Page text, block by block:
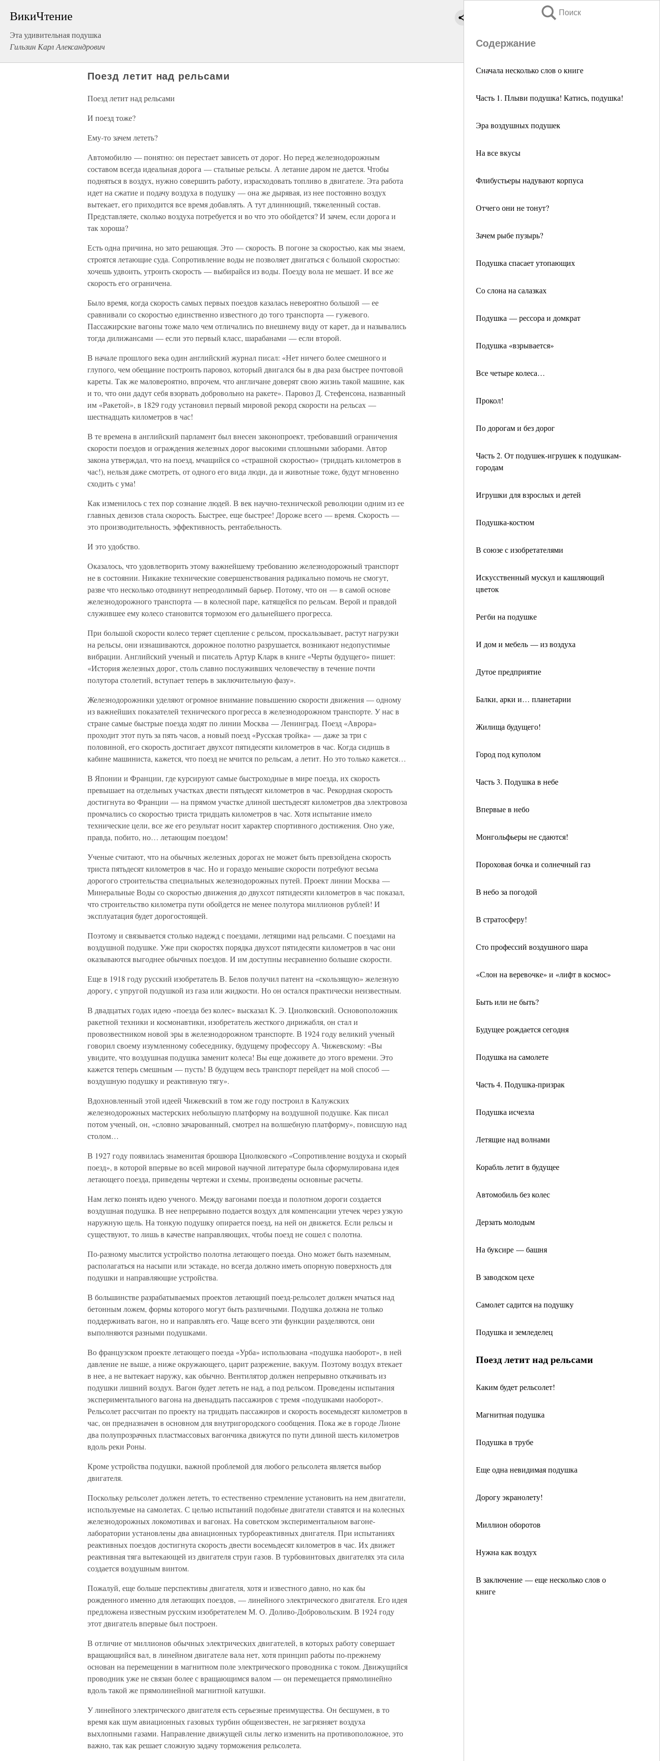
ВикиЧтение
Эта удивительная подушка
Гильзин Карл Александрович
Поиск
Содержание
Сначала несколько слов о книге
Часть 1. Плыви подушка! Катись, подушка!
Эра воздушных подушек
На все вкусы
Флибустьеры надувают корпуса
Отчего они не тонут?
Зачем рыбе пузырь?
Подушка спасает утопающих
Со слона на салазках
Подушка — рессора и домкрат
Подушка «взрывается»
Все четыре колеса…
Прокол!
По дорогам и без дорог
Часть 2. От подушек-игрушек к подушкам-
городам
Игрушки для взрослых и детей
Подушка-костюм
В союзе с изобретателями
Искусственный мускул и кашляющий
цветок
Регби на подушке
И дом и мебель — из воздуха
Дутое предприятие
Балки, арки и… планетарии
Жилища будущего!
Город под куполом
Часть 3. Подушка в небе
Впервые в небо
Монгольфьеры не сдаются!
Пороховая бочка и солнечный газ
В небо за погодой
В стратосферу!
Сто профессий воздушного шара
«Слон на веревочке» и «лифт в космос»
Быть или не быть?
Будущее рождается сегодня
Подушка на самолете
Часть 4. Подушка-призрак
Подушка исчезла
Летящие над волнами
Корабль летит в будущее
Автомобиль без колес
Дерзать молодым
На буксире — башня
В заводском цехе
Самолет садится на подушку
Подушка и земледелец
Поезд летит над рельсами
Каким будет рельсолет!
Магнитная подушка
Подушка в трубе
Еще одна невидимая подушка
Дорогу экранолету!
Миллион оборотов
Нужна как воздух
В заключение — еще несколько слов о
книге
Поезд летит над рельсами
Поезд летит над рельсами
И поезд тоже?
Ему-то зачем лететь?
Автомобилю — понятно: он перестает зависеть от дорог. Но перед железнодорожным
составом всегда идеальная дорога — стальные рельсы. А летание даром не дается. Чтобы
подняться в воздух, нужно совершить работу, израсходовать топливо в двигателе. Эта работа
идет на сжатие и подачу воздуха в подушку — она же дырявая, из нее постоянно воздух
вытекает, его приходится все время добавлять. А тут длиннющий, тяжеленный состав.
Представляете, сколько воздуха потребуется и во что это обойдется? И зачем, если дорога и
так хороша?
Есть одна причина, но зато решающая. Это — скорость. В погоне за скоростью, как мы знаем,
строятся летающие суда. Сопротивление воды не позволяет двигаться с большой скоростью:
хочешь удвоить, утроить скорость — выбирайся из воды. Поезду вола не мешает. И все же
скорость его ограничена.
Было время, когда скорость самых первых поездов казалась невероятно большой — ее
сравнивали со скоростью единственно известного до того транспорта — гужевого.
Пассажирские вагоны тоже мало чем отличались по внешнему виду от карет, да и назывались
тогда дилижансами — если это первый класс, шарабанами — если второй.
В начале прошлого века один английский журнал писал: «Нет ничего более смешного и
глупого, чем обещание построить паровоз, который двигался бы в два раза быстрее почтовой
кареты. Так же маловероятно, впрочем, что англичане доверят свою жизнь такой машине, как
и то, что они дадут себя взорвать добровольно на ракете». Паровоз Д. Стефенсона, названный
им «Ракетой», в 1829 году установил первый мировой рекорд скорости на рельсах —
шестнадцать километров в час!
В те времена в английский парламент был внесен законопроект, требовавший ограничения
скорости поездов и ограждения железных дорог высокими сплошными заборами. Автор
закона утверждал, что на поезд, мчащийся со «страшной скоростью» (тридцать километров в
час!), нельзя даже смотреть, от одного его вида люди, да и животные тоже, будут мгновенно
сходить с ума!
Как изменилось с тех пор сознание людей. В век научно-технической революции одним из ее
главных девизов стала скорость. Быстрее, еще быстрее! Дороже всего — время. Скорость —
это производительность, эффективность, рентабельность.
И это удобство.
Оказалось, что удовлетворить этому важнейшему требованию железнодорожный транспорт
не в состоянии. Никакие технические совершенствования радикально помочь не смогут,
разве что несколько отодвинут непреодолимый барьер. Потому, что он — в самой основе
железнодорожного транспорта — в колесной паре, катящейся по рельсам. Верой и правдой
служившее ему колесо становится тормозом его дальнейшего прогресса.
При большой скорости колесо теряет сцепление с рельсом, проскальзывает, растут нагрузки
на рельсы, они изнашиваются, дорожное полотно разрушается, возникают недопустимые
вибрации. Английский ученый и писатель Артур Кларк в книге «Черты будущего» пишет:
«История железных дорог, столь славно послуживших человечеству в течение почти
полутора столетий, вступает теперь в заключительную фазу».
Железнодорожники уделяют огромное внимание повышению скорости движения — одному
из важнейших показателей технического прогресса в железнодорожном транспорте. У нас в
стране самые быстрые поезда ходят по линии Москва — Ленинград. Поезд «Аврора»
проходит этот путь за пять часов, а новый поезд «Русская тройка» — даже за три с
половиной, его скорость достигает двухсот пятидесяти километров в час. Когда сидишь в
кабине машиниста, кажется, что поезд не мчится по рельсам, а летит. Но это только кажется…
В Японии и Франции, где курсируют самые быстроходные в мире поезда, их скорость
превышает на отдельных участках двести пятьдесят километров в час. Рекордная скорость
достигнута во Франции — на прямом участке длиной шестьдесят километров два электровоза
промчались со скоростью триста тридцать километров в час. Хотя испытание имело
технические цели, все же его результат носит характер спортивного достижения. Оно уже,
правда, побито, но… летающим поездом!
Ученые считают, что на обычных железных дорогах не может быть превзойдена скорость
триста пятьдесят километров в час. Но и гораздо меньшие скорости потребуют весьма
дорогого строительства специальных железнодорожных путей. Проект линии Москва —
Минеральные Воды со скоростью движения до двухсот пятидесяти километров в час показал,
что строительство километра пути обойдется не менее полутора миллионов рублей! И
эксплуатация будет дорогостоящей.
Поэтому и связывается столько надежд с поездами, летящими над рельсами. С поездами на
воздушной подушке. Уже при скоростях порядка двухсот пятидесяти километров в час они
оказываются выгоднее обычных поездов. И им доступны несравненно большие скорости.
Еще в 1918 году русский изобретатель В. Белов получил патент на «скользящую» железную
дорогу, с упругой подушкой из газа или жидкости. Но он остался практически неизвестным.
В двадцатых годах идею «поезда без колес» высказал К. Э. Циолковский. Основоположник
ракетной техники и космонавтики, изобретатель жесткого дирижабля, он стал и
провозвестником новой эры в железнодорожном транспорте. В 1924 году великий ученый
говорил своему изумленному собеседнику, будущему профессору А. Чижевскому: «Вы
увидите, что воздушная подушка заменит колеса! Вы еще доживете до этого времени. Это
кажется теперь смешным — пусть! В будущем весь транспорт перейдет на мой способ —
воздушную подушку и реактивную тягу».
Вдохновленный этой идеей Чижевский в том же году построил в Калужских
железнодорожных мастерских небольшую платформу на воздушной подушке. Как писал
потом ученый, он, «словно зачарованный, смотрел на волшебную платформу», повисшую над
столом…
В 1927 году появилась знаменитая брошюра Циолковского «Сопротивление воздуха и скорый
поезд», в которой впервые во всей мировой научной литературе была сформулирована идея
летающего поезда, приведены чертежи и схемы, произведены основные расчеты.
Нам легко понять идею ученого. Между вагонами поезда и полотном дороги создается
воздушная подушка. В нее непрерывно подается воздух для компенсации утечек через узкую
наружную щель. На тонкую подушку опирается поезд, на ней он движется. Если рельсы и
существуют, то лишь в качестве направляющих, чтобы поезд не сошел с полотна.
По-разному мыслится устройство полотна летающего поезда. Оно может быть наземным,
располагаться на насыпи или эстакаде, но всегда должно иметь опорную поверхность для
подушки и направляющие устройства.
В большинстве разрабатываемых проектов летающий поезд-рельсолет должен мчаться над
бетонным ложем, формы которого могут быть различными. Подушка должна не только
поддерживать вагон, но и направлять его. Чаще всего эти функции разделяются, они
выполняются разными подушками.
Во французском проекте летающего поезда «Урба» использована «подушка наоборот», в ней
давление не выше, а ниже окружающего, царит разрежение, вакуум. Поэтому воздух втекает
в нее, а не вытекает наружу, как обычно. Вентилятор должен непрерывно откачивать из
подушки лишний воздух. Вагон будет лететь не над, а под рельсом. Проведены испытания
экспериментального вагона на двенадцать пассажиров с тремя «подушками наоборот».
Рельсолет рассчитан по проекту на тридцать пассажиров и скорость восемьдесят километров в
час, он предназначен в основном для внутригородского сообщения. Пока же в городе Лионе
два полупрозрачных пластмассовых вагончика движутся по пути длиной шесть километров
вдоль реки Роны.
Кроме устройства подушки, важной проблемой для любого рельсолета является выбор
двигателя.
Поскольку рельсолет должен лететь, то естественно стремление установить на нем двигатели,
используемые на самолетах. С целью испытаний подобные двигатели ставятся и на колесных
железнодорожных локомотивах и вагонах. На советском экспериментальном вагоне-
лаборатории установлены два авиационных турбореактивных двигателя. При испытаниях
реактивных поездов достигнута скорость двести восемьдесят километров в час. Их движет
реактивная тяга вытекающей из двигателя струи газов. В турбовинтовых двигателях эта сила
создается воздушным винтом.
Пожалуй, еще больше перспективы двигателя, хотя и известного давно, но как бы
рожденного именно для летающих поездов, — линейного электрического двигателя. Его идея
предложена известным русским изобретателем М. О. Доливо-Добровольским. В 1924 году
этот двигатель впервые был построен.
В отличие от миллионов обычных электрических двигателей, в которых работу совершает
вращающийся вал, в линейном двигателе вала нет, хотя принцип работы по-прежнему
основан на перемещении в магнитном поле электрического проводника с током. Движущийся
проводник уже не связан более с вращающимся валом — он перемещается прямолинейно
вдоль такой же прямолинейной магнитной катушки.
У линейного электрического двигателя есть серьезные преимущества. Он бесшумен, в то
время как шум авиационных газовых турбин общеизвестен, не загрязняет воздуха
выхлопными газами. Направление движущей силы легко изменить на противоположное, это
важно, так как решает сложную задачу торможения рельсолета.